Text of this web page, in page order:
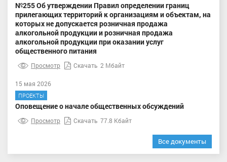
№255 Об утверждении Правил определении границ
прилегающих территорий к организациям и объектам, на
которых не допускается розничная продажа
алкогольной продукции и розничная продажа
алкогольной продукции при оказании услуг
общественного питания
Просмотр Скачать 2 Мбайт
15 мая 2026
ПРОЕКТЫ
Оповещение о начале общественных обсуждений
Просмотр Скачать 77.8 Кбайт
Все документы